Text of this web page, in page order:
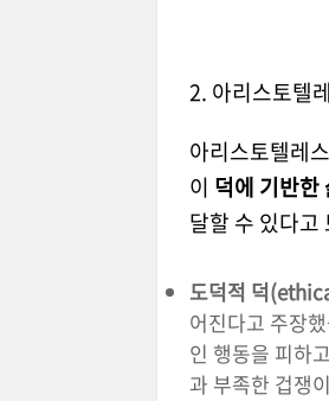
2. 아리스토텔
아리스토텔레
이 덕에 기반한
달할 수 있다고
도덕적 덕
어진다고 주장
인 행동을 피하
과 부족한 겁쟁